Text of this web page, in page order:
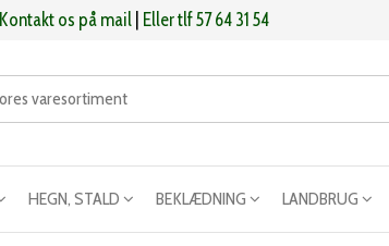
Kontakt os på mail Eller tlf 57 64 31 54
HEGN, STALD BEKLÆDNING LANDBRUG